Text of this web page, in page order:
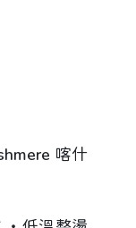
喀什